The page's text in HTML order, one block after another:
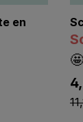
4.7 de 5
en